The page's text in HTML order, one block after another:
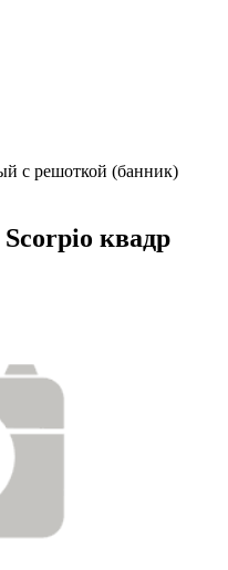
с решоткой (банник)
квадр